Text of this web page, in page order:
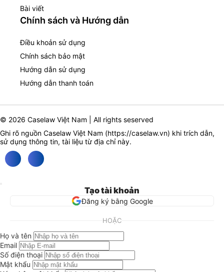
Bài viết
Chính sách và Hướng dẫn
Điều khoản sử dụng
Chính sách bảo mật
Hướng dẫn sử dụng
Hướng dẫn thanh toán
© 2026 Caselaw Việt Nam | All rights seserved
Ghi rõ nguồn Caselaw Việt Nam (https://caselaw.vn) khi trích dẫn,
sử dụng thông tin, tài liệu từ địa chỉ này.
Tạo tài khoản
Đăng ký bằng Google
HOẶC
Họ và tên
Email
Số điện thoại
Mật khẩu